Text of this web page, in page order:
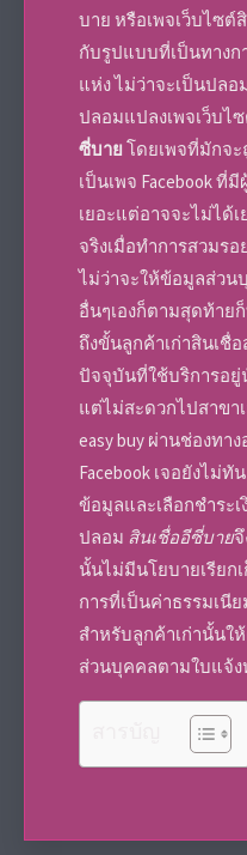
บาย หรือเพจเว็บไซต์
กับรูปแบบที่เป็นทางก
แห่ง ไม่ว่าจะเป็นปลอ
ปลอมแปลงเพจเว็บไ
ซี่บาย โดยเพจที่มักจ
เป็นเพจ Facebook
เยอะแต่อาจจะไม่ได้เ
จริงเมื่อทำการสวมร
ไม่ว่าจะให้ข้อมูลส่วน
อื่นๆเองก็ตามสุดท้าย
ถึงขั้นลูกค้าเก่าสินเชื่
ปัจจุบันที่ใช้บริการอยู่
แต่ไม่สะดวกไปสาขา
easy buy ผ่านช่องทา
Facebook เจอยังไม่ทัน
ข้อมูลและเลือกชำระ
ปลอม สินเชื่ออีซี่บาย
นั้นไม่มีนโยบายเรียก
การที่เป็นค่าธรรมเนี
สำหรับลูกค้าเก่านั้น
ส่วนบุคคลตามใบแจ้